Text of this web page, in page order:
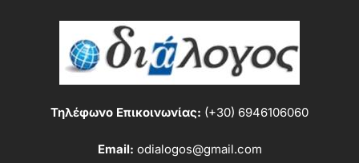
Τηλέφωνο Επικοινωνίας: (+30) 6946106060
Email: odialogos@gmail.com